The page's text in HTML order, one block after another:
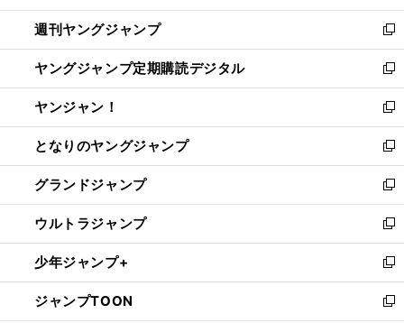
開
く
ウ
で
開
く
ン
ド
ウ
で
開
く
ウ
ィ
ン
ド
ウ
で
開
く
週刊ヤングジャンプ
新
し
い
ウ
ィ
ン
ド
ウ
で
開
く
ヤングジャンプ定期購読デジタル
新
し
い
ウ
ィ
ン
ド
ウ
で
開
く
ヤンジャン！
新
し
い
ウ
ィ
ン
ド
ウ
で
開
く
となりのヤングジャンプ
新
し
い
ウ
ィ
ン
ド
ウ
で
グランドジャンプ
新
し
い
ウ
ィ
ン
ド
ウルトラジャンプ
新
し
い
ウ
ィ
少年ジャンプ+
新
し
い
ジャンプTOON
新